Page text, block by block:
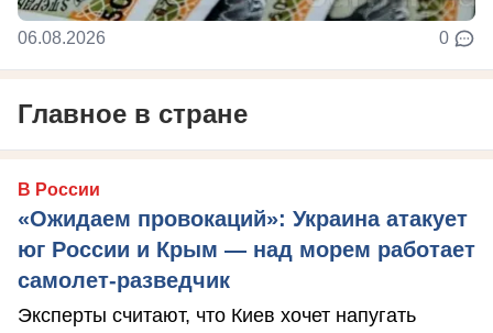
06.08.2026 0
Главное в стране
В России
«Ожидаем провокаций»: Украина атакует
юг России и Крым — над морем работает
самолет-разведчик
Эксперты считают, что Киев хочет напугать